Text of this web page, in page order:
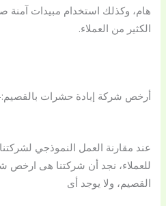
هام، وكذلك استخدام مبيدات آمنة
الكثير من العملاء.
أرخص شركة إبادة حشرات
عند مقارنة العمل النموذجي
للعملاء، نجد أن شركتنا هى ارخص
القصيم، ولا يوجد أى